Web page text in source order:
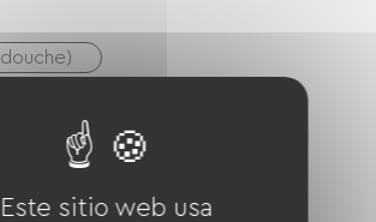
microonda
Este sitio web usa